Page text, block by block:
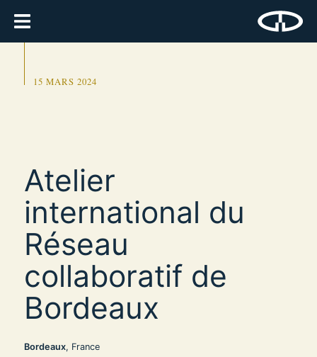
15 MARS 2024
Atelier
international du
Réseau
collaboratif de
Bordeaux
Bordeaux, France